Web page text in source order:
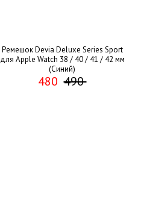
Ремешок Devia Deluxe Series Sport
для Apple Watch 38 / 40 / 41 / 42 мм
(Синий)
480 490